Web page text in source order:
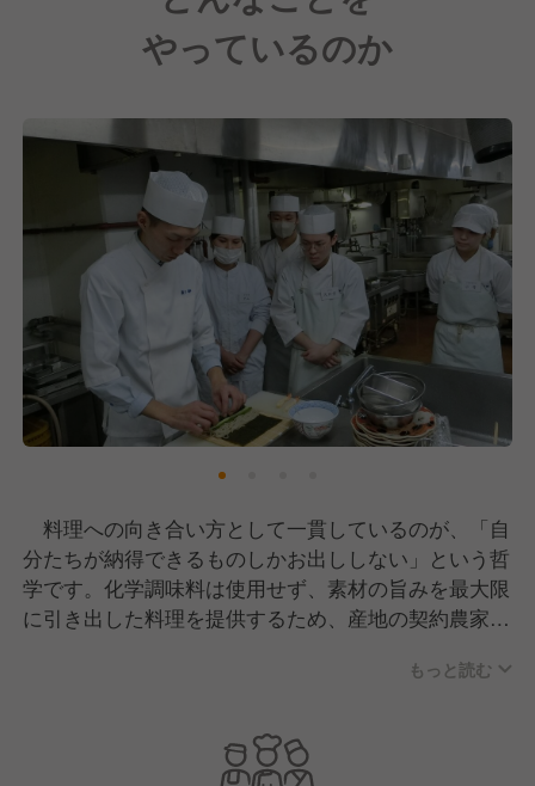
やっているのか
料理への向き合い方として一貫しているのが、「自
分たちが納得できるものしかお出ししない」という哲
学です。化学調味料は使用せず、素材の旨みを最大限
に引き出した料理を提供するため、産地の契約農家に
粉し、店舗で打ち立ての蕎麦を提供するなど、手間を
惜しまない姿勢が同社の誇りとなっています。
もっと読む